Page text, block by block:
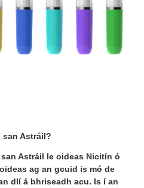
Astráil?
Astráil le oideas Nicitín ó
ag an gcuid is mó de
dlí á bhriseadh acu. Is í an